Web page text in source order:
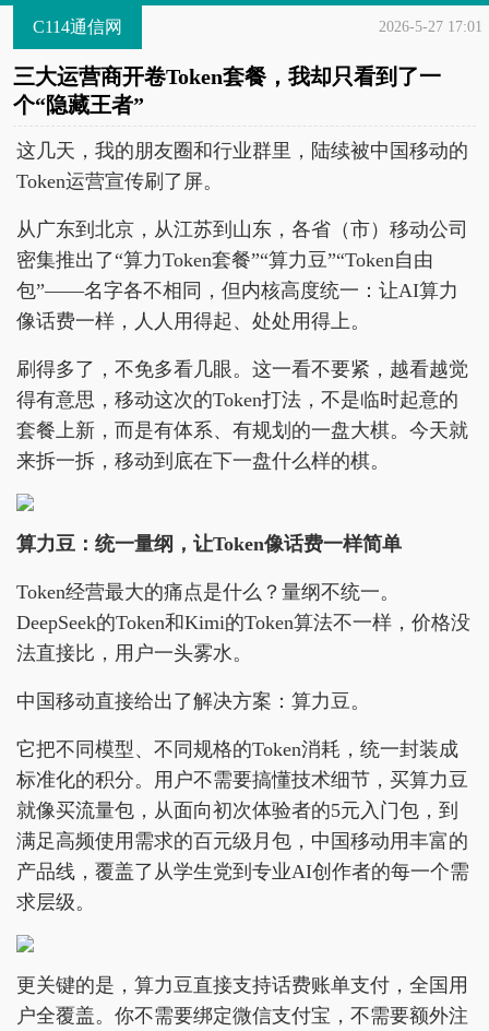
C114通信网 2026-5-27 17:01
三大运营商开卷Token套餐，我却只看到了一
个“隐藏王者”
这几天，我的朋友圈和行业群里，陆续被中国移动的
Token运营宣传刷了屏。
从广东到北京，从江苏到山东，各省（市）移动公司
密集推出了“算力Token套餐”“算力豆”“Token自由
包”——名字各不相同，但内核高度统一：让AI算力
像话费一样，人人用得起、处处用得上。
刷得多了，不免多看几眼。这一看不要紧，越看越觉
得有意思，移动这次的Token打法，不是临时起意的
套餐上新，而是有体系、有规划的一盘大棋。今天就
来拆一拆，移动到底在下一盘什么样的棋。
算力豆 ：统一量纲，让Token像话费一样简单
Token经营最大的痛点是什么？量纲不统一。
DeepSeek的Token和Kimi的Token算法不一样，价格没
法直接比，用户一头雾水。
中国移动直接给出了解决方案：算力豆。
它把不同模型、不同规格的Token消耗，统一封装成
标准化的积分。用户不需要搞懂技术细节，买算力豆
就像买流量包，从面向初次体验者的5元入门包，到
满足高频使用需求的百元级月包，中国移动用丰富的
产品线，覆盖了从学生党到专业AI创作者的每一个需
求层级。
更关键的是，算力豆直接支持话费账单支付，全国用
户全覆盖。你不需要绑定微信支付宝，不需要额外注